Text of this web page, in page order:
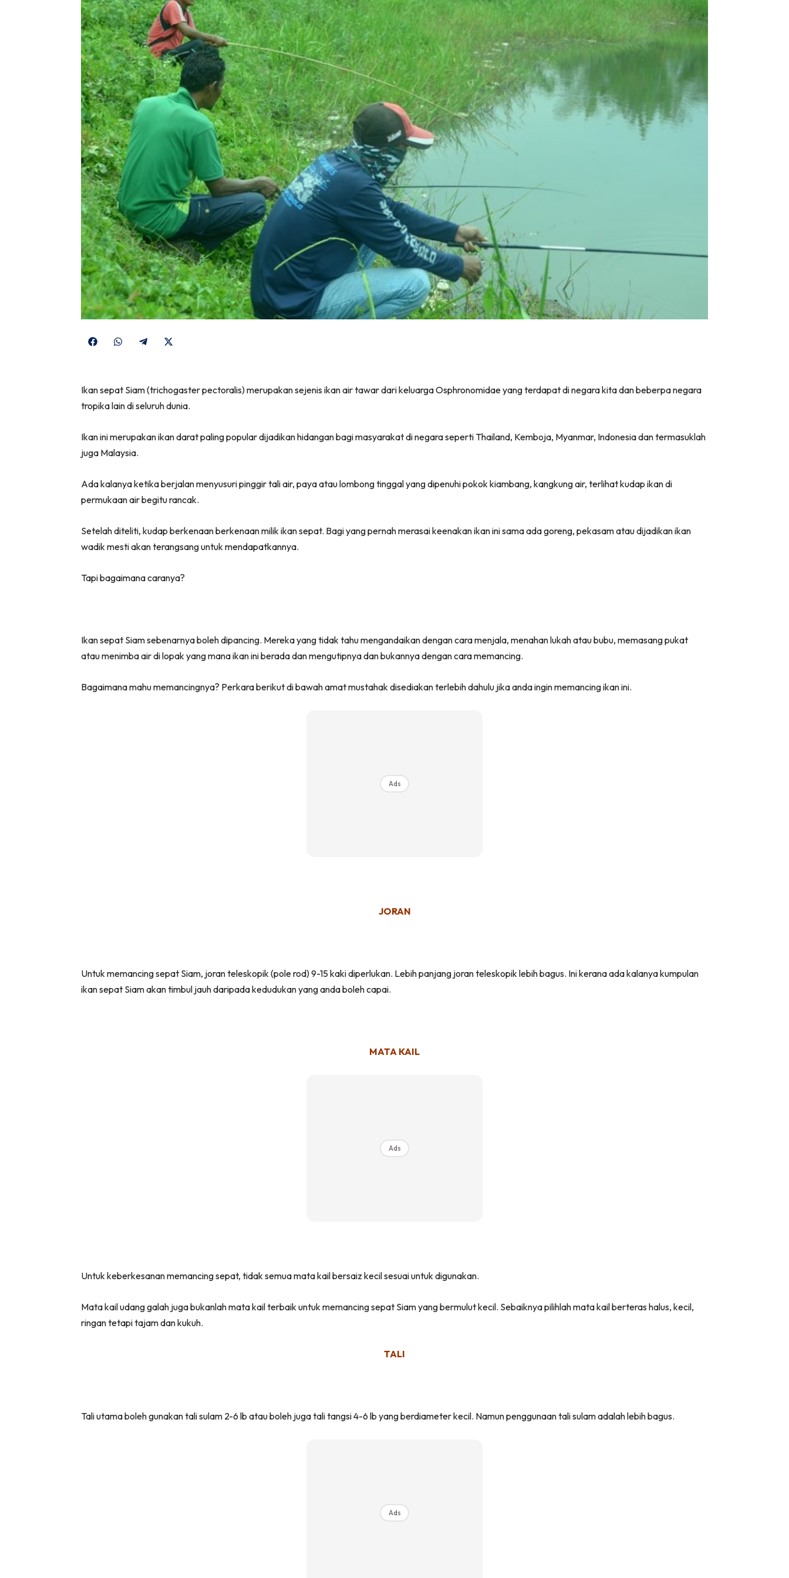
Share
Share
Share
(Twitter)
Ikan sepat Siam (trichogaster pectoralis) merupakan sejenis ikan air tawar dari keluarga Osphronomidae yang terdapat di negara kita dan beberpa negara
tropika lain di seluruh dunia.
Ikan ini merupakan ikan darat paling popular dijadikan hidangan bagi masyarakat di negara seperti Thailand, Kemboja, Myanmar, Indonesia dan termasuklah
juga Malaysia.
Ada kalanya ketika berjalan menyusuri pinggir tali air, paya atau lombong tinggal yang dipenuhi pokok kiambang, kangkung air, terlihat kudap ikan di
permukaan air begitu rancak.
Setelah diteliti, kudap berkenaan berkenaan milik ikan sepat. Bagi yang pernah merasai keenakan ikan ini sama ada goreng, pekasam atau dijadikan ikan
wadik mesti akan terangsang untuk mendapatkannya.
Tapi bagaimana caranya?
Ikan sepat Siam sebenarnya boleh dipancing. Mereka yang tidak tahu mengandaikan dengan cara menjala, menahan lukah atau bubu, memasang pukat
atau menimba air di lopak yang mana ikan ini berada dan mengutipnya dan bukannya dengan cara memancing.
Bagaimana mahu memancingnya? Perkara berikut di bawah amat mustahak disediakan terlebih dahulu jika anda ingin memancing ikan ini.
Ads
JORAN
Untuk memancing sepat Siam, joran teleskopik (pole rod) 9-15 kaki diperlukan. Lebih panjang joran teleskopik lebih bagus. Ini kerana ada kalanya kumpulan
ikan sepat Siam akan timbul jauh daripada kedudukan yang anda boleh capai.
MATA KAIL
Ads
Untuk keberkesanan memancing sepat, tidak semua mata kail bersaiz kecil sesuai untuk digunakan.
Mata kail udang galah juga bukanlah mata kail terbaik untuk memancing sepat Siam yang bermulut kecil. Sebaiknya pilihlah mata kail berteras halus, kecil,
ringan tetapi tajam dan kukuh.
TALI
Tali utama boleh gunakan tali sulam 2-6 lb atau boleh juga tali tangsi 4-6 lb yang berdiameter kecil. Namun penggunaan tali sulam adalah lebih bagus.
Ads